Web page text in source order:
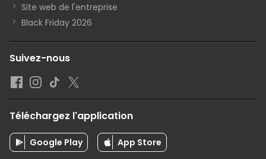
Site web de l'entreprise
Black Friday 2026
Suivez-nous
Téléchargez l'application
Google Play App Store